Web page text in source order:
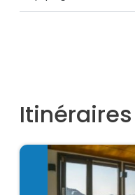
Itinéraires